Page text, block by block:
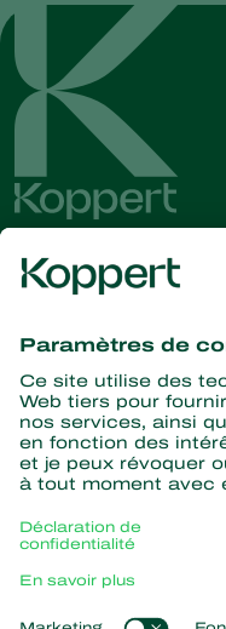
nouvelles et
La nature pour
Acariens Prédateurs
Parasitoïdes
Nématodes
À propos de Koppert